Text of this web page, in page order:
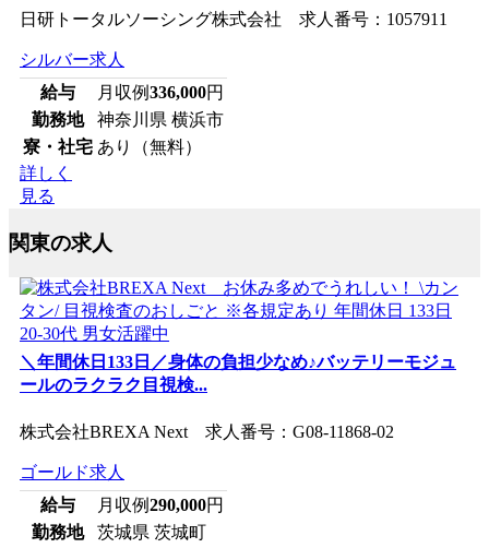
日研トータルソーシング株式会社 求人番号：1057911
シルバー求人
給与
月収例336,000円
勤務地
神奈川県 横浜市
寮・社宅 あり（無料）
詳しく
見る
関東の求人
＼年間休日133日／身体の負担少なめ♪バッテリーモジュ
ールのラクラク目視検...
株式会社BREXA Next 求人番号：G08-11868-02
ゴールド求人
給与
月収例290,000円
勤務地
茨城県 茨城町